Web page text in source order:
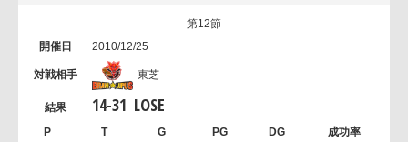
第12節
2010/12/25
東芝
14-31 LOSE